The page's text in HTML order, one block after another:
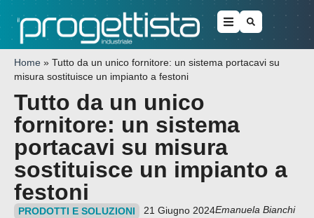
Home » Tutto da un unico fornitore: un sistema portacavi su
misura sostituisce un impianto a festoni
Tutto da un unico
fornitore: un sistema
portacavi su misura
sostituisce un impianto a
festoni
PRODOTTI E SOLUZIONI 21 Giugno 2024Emanuela Bianchi